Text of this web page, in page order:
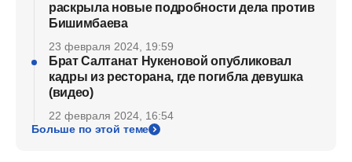
раскрыла новые подробности дела против
Бишимбаева
23 февраля 2024, 19:59
Брат Салтанат Нукеновой опубликовал
кадры из ресторана, где погибла девушка
(видео)
22 февраля 2024, 16:54
Больше по этой теме